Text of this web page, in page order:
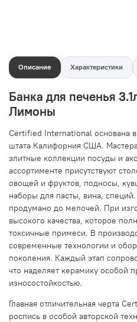
Описание Характеристики
Банка для печенья
Лимоны
Certified International основана
штата Калифорния США.
элитные коллекции посуды и
ассортименте присутствуют
овощей и фруктов, подносы,
наборы для пасты, вина,
продумано до мелочей. При
высокого качества, которое
токсичные примеси. В
современные технологии и
поколения. Каждый этап
что наделяет керамику особой
износостойкостью.
Главная отличительная черта
роспись в особой авторской